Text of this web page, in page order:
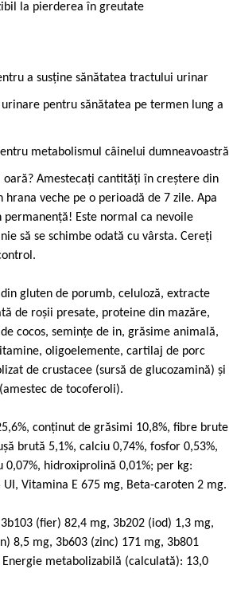
la pierderea în greutate
a susține sănătatea tractului urinar
pentru sănătatea pe termen lung a
metabolismul câinelui dumneavoastră
Amestecați cantități în creștere din
veche pe o perioadă de 7 zile. Apa
Este normal ca nevoile
să se schimbe odată cu vârsta. Cereți
gluten de porumb, celuloză, extracte
de roșii presate, proteine din mazăre,
cocos, seminţe de in, grăsime animală,
oligoelemente, cartilaj de porc
de crustacee (sursă de glucozamină) şi
de tocoferoli).
conţinut de grăsimi 10,8%, fibre brute
brută 5,1%, calciu 0,74%, fosfor 0,53%,
0,07%, hidroxiprolină 0,01%; per kg:
Vitamina E 675 mg, Beta-caroten 2 mg.
3b103 (fier) 82,4 mg, 3b202 (iod) 1,3 mg,
8,5 mg, 3b603 (zinc) 171 mg, 3b801
metabolizabilă (calculată): 13,0